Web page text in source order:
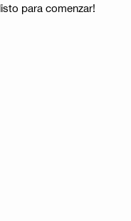
para comenzar!